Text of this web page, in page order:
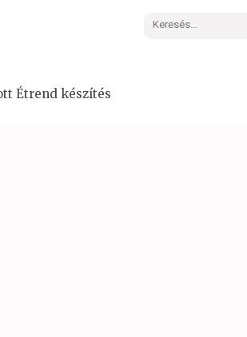
Étrend készítés